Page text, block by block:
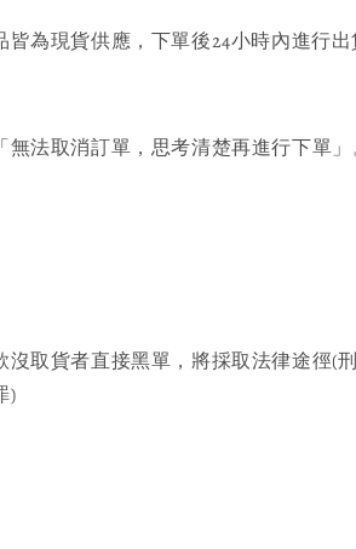
皆為現貨供應，下單後24小時內進行出
無法取消訂單，思考清楚再進行下單」
沒取貨者直接黑單，將採取法律途徑(
)